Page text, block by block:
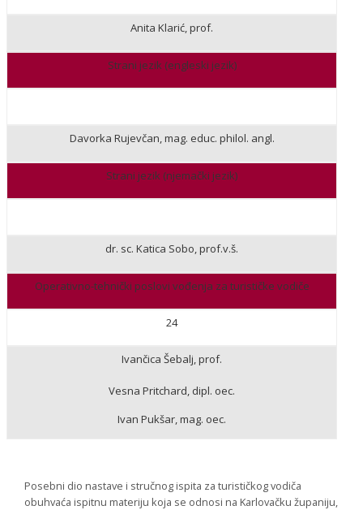
Anita Klarić, prof.
Strani jezik (engleski jezik)
Davorka Rujevčan, mag. educ. philol. angl.
Strani jezik (njemački jezik)
dr. sc. Katica Sobo, prof.v.š.
Operativno-tehnički poslovi vođenja za turističke vodiče
24
Ivančica Šebalj, prof.
Vesna Pritchard, dipl. oec.
Ivan Pukšar, mag. oec.
Posebni dio nastave i stručnog ispita za turističkog vodiča
obuhvaća ispitnu materiju koja se odnosi na Karlovačku županiju,